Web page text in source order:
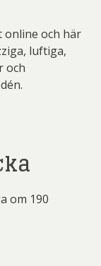
online och här
luftiga,
och
om 190